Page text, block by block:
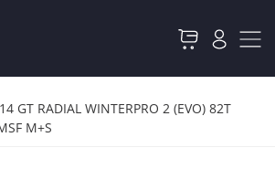
GT RADIAL WINTERPRO 2 (EVO) 82T
M+S